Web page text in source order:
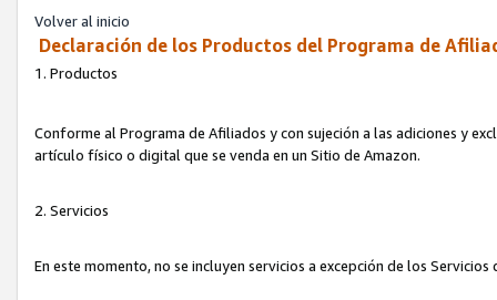
Volver al inicio
Declaración de los Productos del Programa de
1. Productos
Conforme al Programa de Afiliados y con sujeción a las adiciones y
artículo físico o digital que se venda en un Sitio de Amazon.
2. Servicios
En este momento, no se incluyen servicios a excepción de los